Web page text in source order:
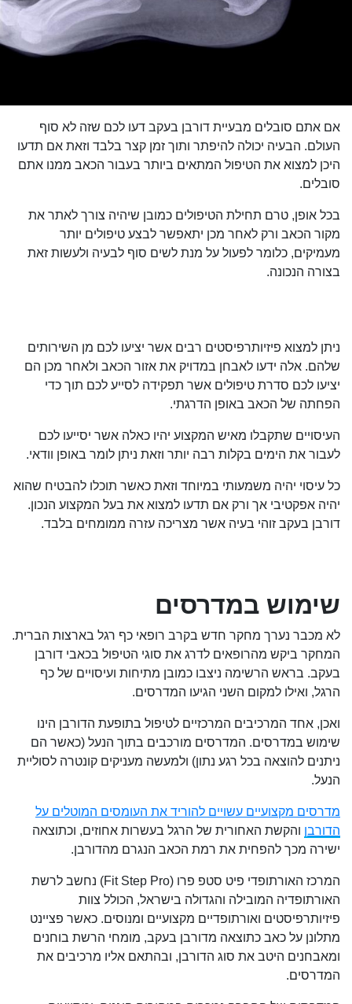
אם אתם סובלים מבעיית דורבן בעקב דעו לכם שזה לא סוף
העולם. הבעיה יכולה להיפתר ותוך זמן קצר בלבד וזאת אם תדעו
היכן למצוא את הטיפול המתאים ביותר בעבור הכאב ממנו אתם
סובלים.
בכל אופן, טרם תחילת הטיפולים כמובן שיהיה צורך לאתר את
מקור הכאב ורק לאחר מכן יתאפשר לבצע טיפולים יותר
מעמיקים, כלומר לפעול על מנת לשים סוף לבעיה ולעשות זאת
בצורה הנכונה.
ניתן למצוא פיזיותרפיסטים רבים אשר יציעו לכם מן השירותים
שלהם. אלה ידעו לאבחן במדויק את אזור הכאב ולאחר מכן הם
יציעו לכם סדרת טיפולים אשר תפקידה לסייע לכם תוך כדי
הפחתה של הכאב באופן הדרגתי.
העיסויים שתקבלו מאיש המקצוע יהיו כאלה אשר יסייעו לכם
לעבור את הימים בקלות רבה יותר וזאת ניתן לומר באופן וודאי.
כל עיסוי יהיה משמעותי במיוחד וזאת כאשר תוכלו להבטיח שהוא
יהיה אפקטיבי אך ורק אם תדעו למצוא את בעל המקצוע הנכון.
דורבן בעקב זוהי בעיה אשר מצריכה עזרה ממומחים בלבד.
שימוש במדרסים
לא מכבר נערך מחקר חדש בקרב רופאי כף רגל בארצות הברית.
המחקר ביקש מהרופאים לדרג את סוגי הטיפול בכאבי דורבן
בעקב. בראש הרשימה ניצבו כמובן מתיחות ועיסויים של כף
הרגל, ואילו למקום השני הגיעו המדרסים.
ואכן, אחד המרכיבים המרכזיים לטיפול בתופעת הדורבן הינו
שימוש במדרסים. המדרסים מורכבים בתוך הנעל (כאשר הם
ניתנים להוצאה בכל רגע נתון) ולמעשה מעניקים קונטרה לסוליית
הנעל.
מדרסים מקצועיים עשויים להוריד את העומסים המוטלים על
הדורבןוהקשת האחורית של הרגל בעשרות אחוזים, וכתוצאה
ישירה מכך להפחית את רמת הכאב הנגרם מהדורבן.
המרכז האורתופדי פיט סטפ פרו (Fit Step Pro) נחשב לרשת
האורתופדיה המובילה והגדולה בישראל, הכולל צוות
פיזיותרפיסטים ואורתופדיים מקצועיים ומנוסים. כאשר פציינט
מתלונן על כאב כתוצאה מדורבן בעקב, מומחי הרשת בוחנים
ומאבחנים היטב את סוג הדורבן, ובהתאם אליו מרכיבים את
המדרסים.